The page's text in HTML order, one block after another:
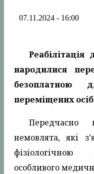
07.11.2024 - 16:00
народилися
безоплатною
переміщених
Передчасно
немовлята, які
фізіологічною
особливого